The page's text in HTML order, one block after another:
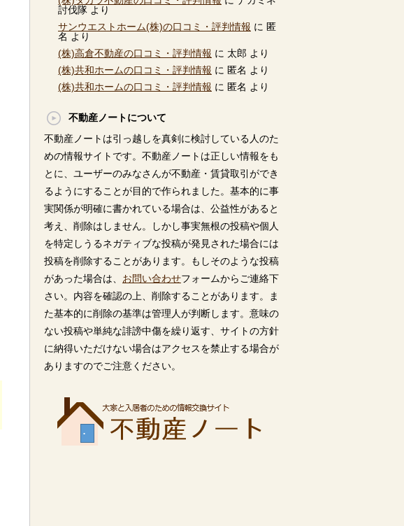
討伐隊 より
サンウエストホーム(株)の口コミ・評判情報 に 匿
名 より
(株)高倉不動産の口コミ・評判情報 に 太郎 より
(株)共和ホームの口コミ・評判情報 に 匿名 より
(株)共和ホームの口コミ・評判情報 に 匿名 より
不動産ノートについて
不動産ノートは引っ越しを真剣に検討している人のた
めの情報サイトです。不動産ノートは正しい情報をも
とに、ユーザーのみなさんが不動産・賃貸取引ができ
るようにすることが目的で作られました。基本的に事
実関係が明確に書かれている場合は、公益性があると
考え、削除はしません。しかし事実無根の投稿や個人
を特定しうるネガティブな投稿が発見された場合には
投稿を削除することがあります。もしそのような投稿
があった場合は、 お問い合わせフォームからご連絡下
さい。内容を確認の上、削除することがあります。ま
た基本的に削除の基準は管理人が判断します。意味の
ない投稿や単純な誹謗中傷を繰り返す、サイトの方針
に納得いただけない場合はアクセスを禁止する場合が
ありますのでご注意ください。